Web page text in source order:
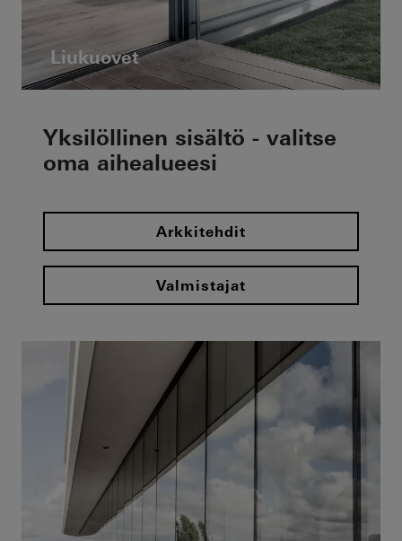
Liukuovet
Yksilöllinen sisältö - valitse
oma aihealueesi
Arkkitehdit
Valmistajat